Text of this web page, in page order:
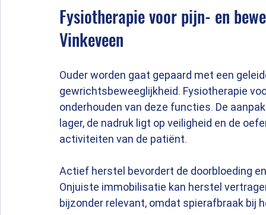
Fysiotherapie voor pijn- en
Vinkeveen
Ouder worden gaat gepaard met een
gewrichtsbeweeglijkheid. Fysiotherapie
onderhouden van deze functies. De
lager, de nadruk ligt op veiligheid en de
activiteiten van de patiënt.
Actief herstel bevordert de doorbloeding
Onjuiste immobilisatie kan herstel
bijzonder relevant, omdat spierafbraak bij